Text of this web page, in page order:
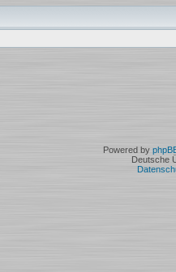
Powered by
Deutsche